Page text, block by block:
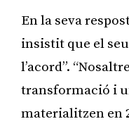
En la seva
insistit que el
l’acord”.
transformació i
materialitzen en